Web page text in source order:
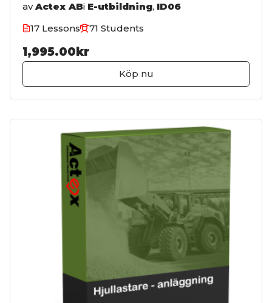
av Actex ABi E-utbildning, ID06
17 Lessons
71 Students
1,995.00kr
Köp nu